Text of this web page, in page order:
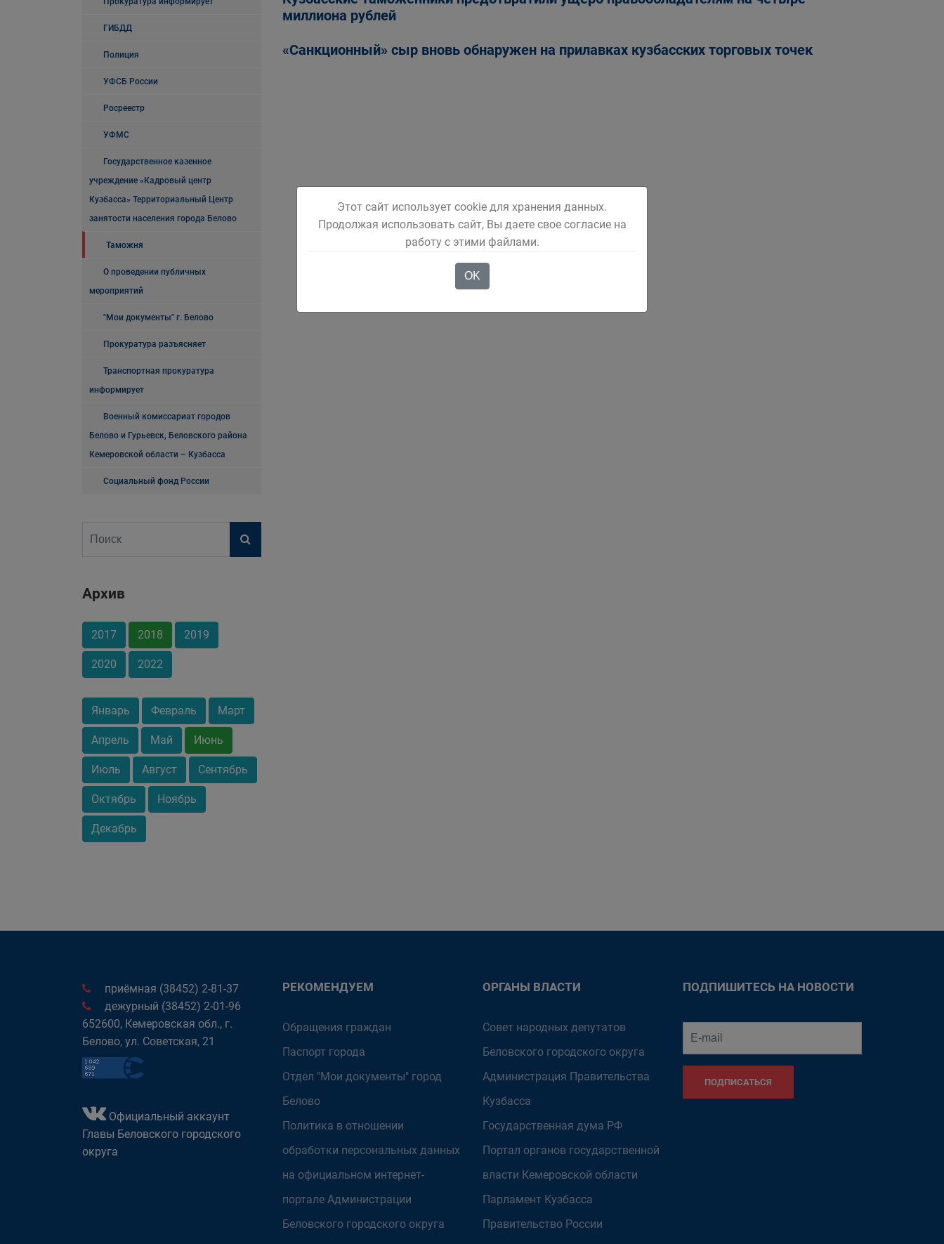
ГИБДД
Полиция
УФСБ России
Росреестр
УФМС
Государственное казенное
учреждение «Кадровый центр
Кузбасса» Территориальный Центр
занятости населения города Белово
Таможня
О проведении публичных
мероприятий
"Мои документы" г. Белово
Прокуратура разъясняет
Транспортная прокуратура
информирует
Военный комиссариат городов
Белово и Гурьевск, Беловского района
Кемеровской области – Кузбасса
Социальный фонд России
Архив
2017 2018 2019
2020 2022
Январь Февраль Март
Апрель Май Июнь
Июль Август Сентябрь
Октябрь Ноябрь
Декабрь
миллиона рублей
«Санкционный» сыр вновь обнаружен на прилавках кузбасских торговых точек
приёмная (38452) 2-81-37
дежурный (38452) 2-01-96
652600, Кемеровская обл., г.
Белово, ул. Советская, 21
Официальный аккаунт
Главы Беловского городского
округа
РЕКОМЕНДУЕМ
Обращения граждан
Паспорт города
Отдел "Мои документы" город
Белово
Политика в отношении
обработки персональных данных
на официальном интернет-
портале Администрации
Беловского городского округа
ОРГАНЫ ВЛАСТИ
Совет народных депутатов
Беловского городского округа
Администрация Правительства
Кузбасса
Государственная дума РФ
Портал органов государственной
власти Кемеровской области
Парламент Кузбасса
Правительство России
ПОДПИШИТЕСЬ НА НОВОСТИ
ПОДПИСАТЬСЯ
Этот сайт использует cookie для хранения данных.
Продолжая использовать сайт, Вы даете свое согласие на
работу с этими файлами.
OK